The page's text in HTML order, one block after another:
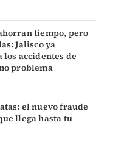
tiempo, pero
Jalisco ya
los accidentes de
problema
el nuevo fraude
llega hasta tu